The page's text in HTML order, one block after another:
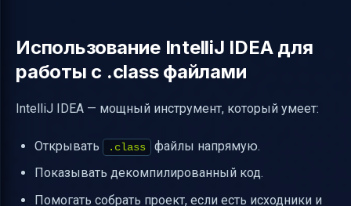
Использование IntelliJ IDEA для
работы с .class файлами
IntelliJ IDEA — мощный инструмент, который умеет:
Открывать .class
файлы напрямую.
Показывать декомпилированный код.
Помогать собрать проект, если есть исходники и